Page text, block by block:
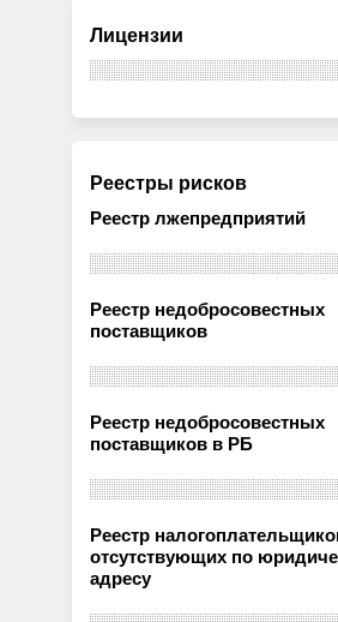
Лицензии
Реестры рисков
Реестр лжепредприятий
Реестр недобросовестных
поставщиков
Реестр недобросовестных
поставщиков в РБ
Реестр
отсутствующих по
адресу